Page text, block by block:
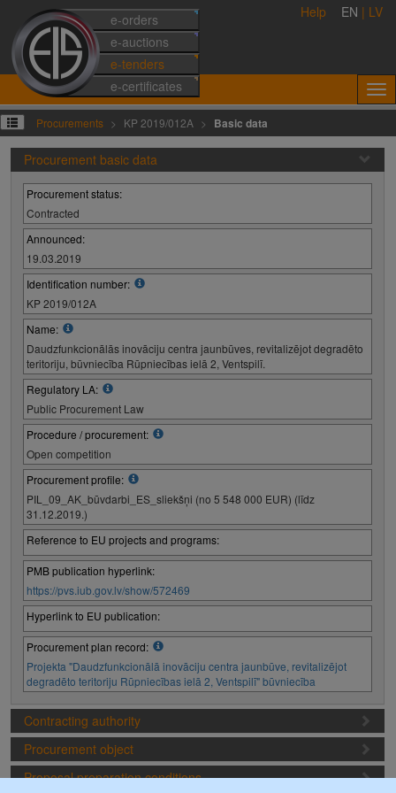
e-orders
e-auctions
e-tenders
e-certificates
Help EN | LV
Procurements KP 2019/012A Basic data
Procurement basic data
Procurement status:
Contracted
Announced:
19.03.2019
Identification number:
KP 2019/012A
Name:
Daudzfunkcionālās inovāciju centra jaunbūves, revitalizējot degradēto
teritoriju, būvniecība Rūpniecības ielā 2, Ventspilī.
Regulatory LA:
Public Procurement Law
Procedure / procurement:
Open competition
Procurement profile:
PIL_09_AK_būvdarbi_ES_sliekšņi (no 5 548 000 EUR) (līdz
31.12.2019.)
Reference to EU projects and programs:
PMB publication hyperlink:
https://pvs.iub.gov.lv/show/572469
Hyperlink to EU publication:
Procurement plan record:
Projekta "Daudzfunkcionālā inovāciju centra jaunbūve, revitalizējot
degradēto teritoriju Rūpniecības ielā 2, Ventspilī" būvniecība
Contracting authority
Procurement object
Proposal preparation conditions